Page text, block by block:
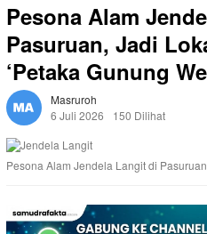
Pesona Alam
Pasuruan, Jadi
‘Petaka Gunung
Masruroh
6 Juli 2026
150 Dilihat
Pesona Alam Jendela Langit di